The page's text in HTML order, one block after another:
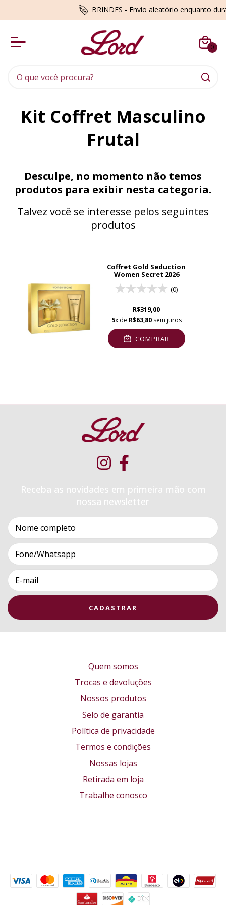
BRINDES - Envio aleatório enquanto
0
Kit Coffret Masculino
Frutal
Desculpe, no momento não temos
produtos para exibir nesta categoria.
Talvez você se interesse pelos seguintes
produtos
Coffret Gold Seduction
Women Secret 2026
(0)
R$319,00
5x de R$63,80sem juros
COMPRAR
Receba as novidades em primeira mão com
nossa newsletter
Quem somos
Trocas e devoluções
Nossos produtos
Selo de garantia
Política de privacidade
Termos e condições
Nossas lojas
Retirada em loja
Trabalhe conosco